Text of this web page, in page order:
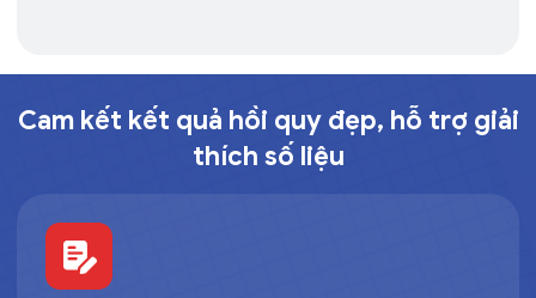
Cam kết kết quả hồi quy đẹp, hỗ trợ giải
thích số liệu